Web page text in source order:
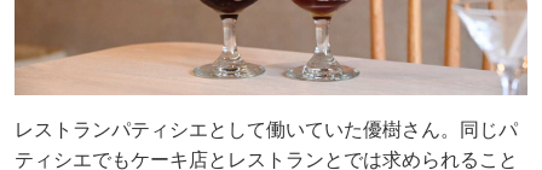
レストランパティシエとして働いていた優樹さん。同じパ
ティシエでもケーキ店とレストランとでは求められること